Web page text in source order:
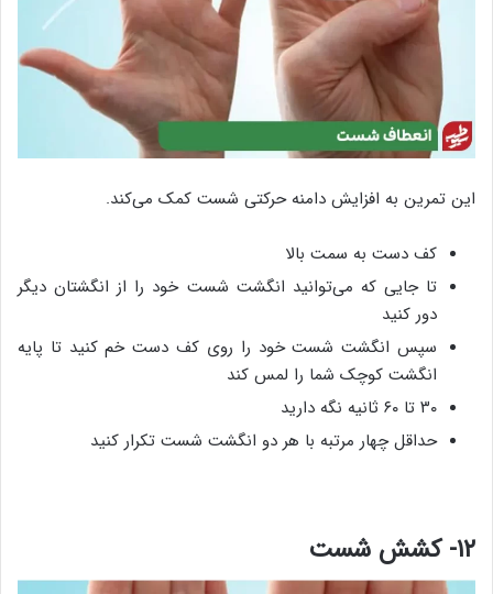
این تمرین به افزایش دامنه حرکتی شست کمک می‌کند.
کف دست به سمت بالا
تا جایی که می‌توانید انگشت شست خود را از انگشتان دیگر
دور کنید
سپس انگشت شست خود را روی کف دست خم کنید تا پایه
انگشت کوچک شما را لمس کند
۳۰ تا ۶۰ ثانیه نگه دارید
حداقل چهار مرتبه با هر دو انگشت شست تکرار کنید
۱۲- کشش شست